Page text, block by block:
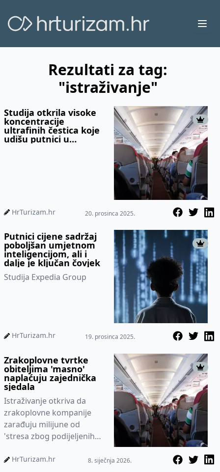
Rezultati za tag:
"istraživanje"
Studija otkrila visoke
koncentracije
ultrafinih čestica koje
udišu putnici u
HrTurizam.hr 20. prosinca 2025.
Putnici cijene sadržaj
poboljšan umjetnom
inteligencijom, ali i
dalje je ključan čovjek
Studija Expedia Group
HrTurizam.hr 19. prosinca 2025.
Zrakoplovne tvrtke
obiteljima 'masno'
naplaćuju zajednička
sjedala
Istraživanje otkriva da
zrakoplovne kompanije
zarađuju milijune od
'stresa zbog podijeljenih
HrTurizam.hr 8. siječnja 2026.